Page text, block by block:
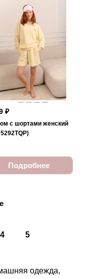
₽
с шортами женский
Подробнее
4 5
одежда,